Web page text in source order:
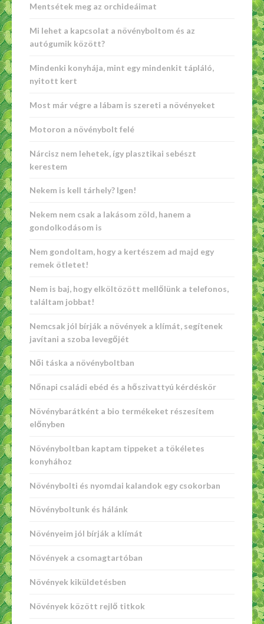
Mentsétek meg az orchideáimat
Mi lehet a kapcsolat a növényboltom és az
autógumik között?
Mindenki konyhája, mint egy mindenkit tápláló,
nyitott kert
Most már végre a lábam is szereti a növényeket
Motoron a növénybolt felé
Nárcisz nem lehetek, így plasztikai sebészt
kerestem
Nekem is kell tárhely? Igen!
Nekem nem csak a lakásom zöld, hanem a
gondolkodásom is
Nem gondoltam, hogy a kertészem ad majd egy
remek ötletet!
Nem is baj, hogy elköltözött mellőlünk a telefonos,
találtam jobbat!
Nemcsak jól bírják a növények a klímát, segítenek
javítani a szoba levegőjét
Női táska a növényboltban
Nőnapi családi ebéd és a hőszivattyú kérdéskör
Növénybarátként a bio termékeket részesítem
előnyben
Növényboltban kaptam tippeket a tökéletes
konyhához
Növénybolti és nyomdai kalandok egy csokorban
Növényboltunk és hálánk
Növényeim jól bírják a klímát
Növények a csomagtartóban
Növények kiküldetésben
Növények között rejlő titkok